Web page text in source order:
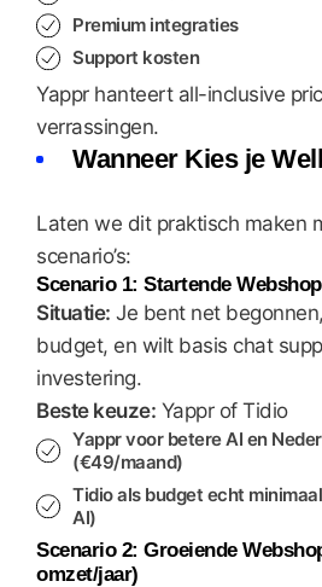
Premium integraties
Support kosten
Yappr hanteert all-inclusive
verrassingen.
Wanneer Kies je
Laten we dit praktisch maken
scenario’s:
Scenario 1: Startende
Situatie: Je bent net
budget, en wilt basis chat
investering.
Beste keuze: Yappr of Tidio
Yappr voor betere AI en
(€49/maand)
Tidio als budget echt
AI)
Scenario 2: Groeiende
omzet/jaar)